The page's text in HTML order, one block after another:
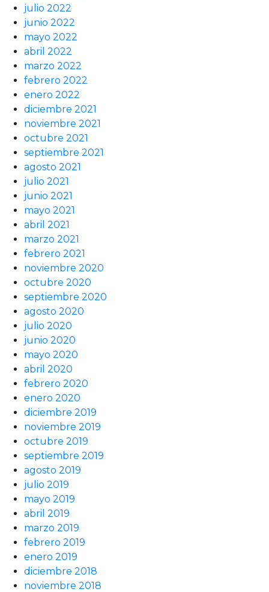
julio 2022
junio 2022
mayo 2022
abril 2022
marzo 2022
febrero 2022
enero 2022
diciembre 2021
noviembre 2021
octubre 2021
septiembre 2021
agosto 2021
julio 2021
junio 2021
mayo 2021
abril 2021
marzo 2021
febrero 2021
noviembre 2020
octubre 2020
septiembre 2020
agosto 2020
julio 2020
junio 2020
mayo 2020
abril 2020
febrero 2020
enero 2020
diciembre 2019
noviembre 2019
octubre 2019
septiembre 2019
agosto 2019
julio 2019
mayo 2019
abril 2019
marzo 2019
febrero 2019
enero 2019
diciembre 2018
noviembre 2018